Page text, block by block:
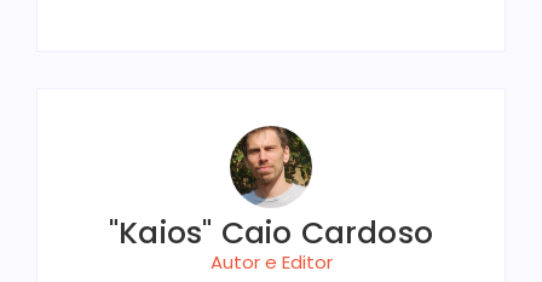
"Kaios" Caio Cardoso
Autor e Editor